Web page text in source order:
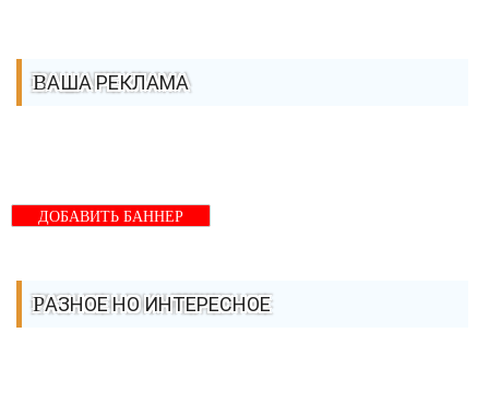
ВАША РЕКЛАМА
ДОБАВИТЬ БАННЕР
РАЗНОЕ НО ИНТЕРЕСНОЕ